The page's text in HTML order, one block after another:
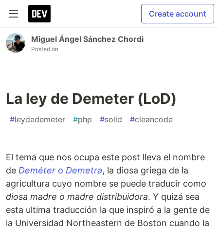
Create account
Miguel Ángel Sánchez Chordi
Posted on
La ley de Demeter (LoD)
#leydedemeter #php #solid #cleancode
El tema que nos ocupa este post lleva el nombre
de Deméter o Demetra, la diosa griega de la
agricultura cuyo nombre se puede traducir como
diosa madre o madre distribuidora. Y quizá sea
esta ultima traducción la que inspiró a la gente de
la Universidad Northeastern de Boston cuando la